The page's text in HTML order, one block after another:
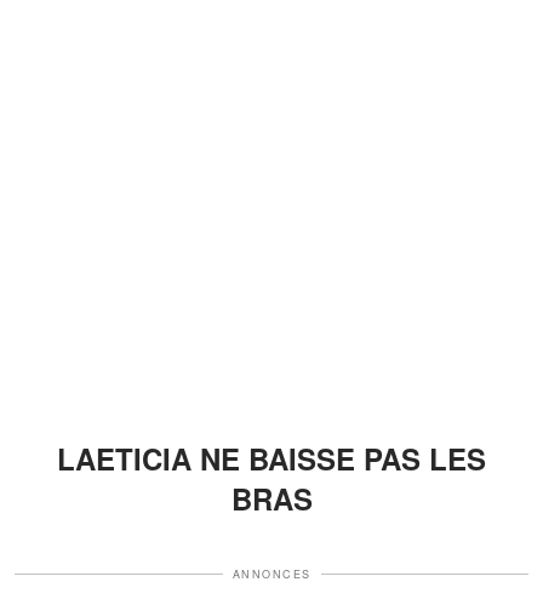
LAETICIA NE BAISSE PAS LES
BRAS
ANNONCES